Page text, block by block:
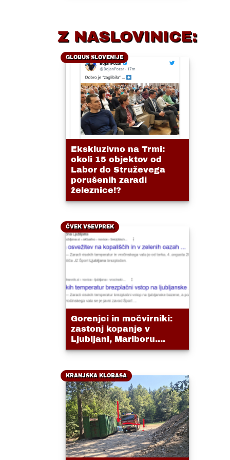
Z NASLOVINICE:
GLOBUS SLOVENIJE
Ekskluzivno na Trmi:
okoli 15 objektov od
Labor do Struževega
porušenih zaradi
železnice!?
ČVEK VSEVPREK
Gorenjci in močvirniki:
zastonj kopanje v
Ljubljani, Mariboru....
KRANJSKA KLOBASA